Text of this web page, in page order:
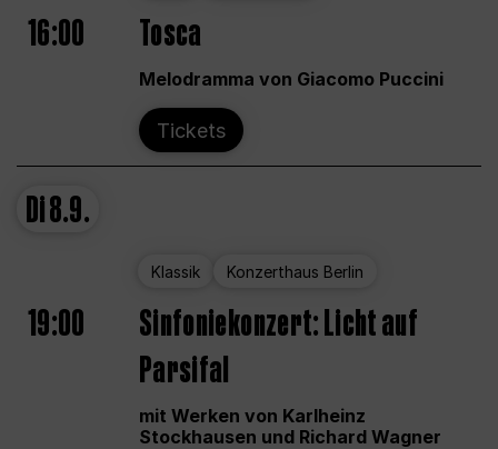
16:00 Tosca
Melodramma von Giacomo Puccini
Tickets
Di8.9.
Klassik Konzerthaus Berlin
19:00
Sinfoniekonzert: Licht auf
Parsifal
mit Werken von Karlheinz
Stockhausen und Richard Wagner